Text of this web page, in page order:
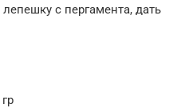
с пергамента, дать